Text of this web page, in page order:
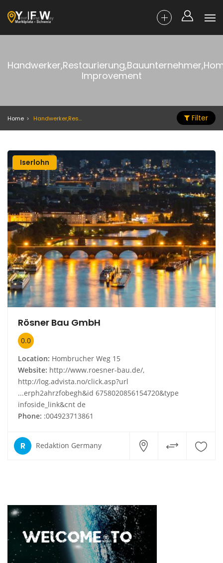
Improvement
Home Handwerker,Restaurierung,Bauunternehmer,Home Improvement Filter
Iserlohn
Rösner Bau GmbH
0.0
Location: Hombrucher Weg 15
Website: http://www.roesner-bau.de/,
http://log.advista.no/click.asp?url
...erph2ahrzfobegh&id 6758020856154720&type
infoside_link&cnt de
Phone: :004923713861
R Redaktion Germany